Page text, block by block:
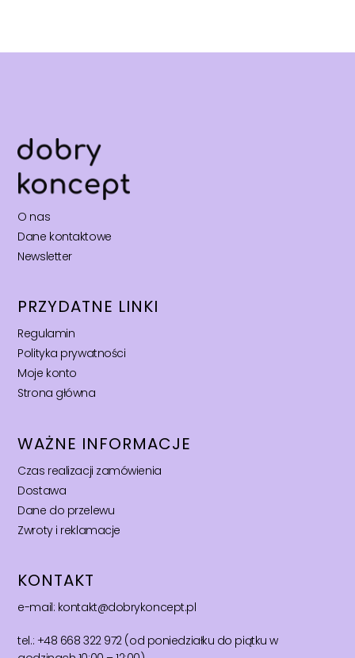
O nas
Dane kontaktowe
Newsletter
PRZYDATNE LINKI
Regulamin
Polityka prywatności
Moje konto
Strona główna
WAŻNE INFORMACJE
Czas realizacji zamówienia
Dostawa
Dane do przelewu
Zwroty i reklamacje
KONTAKT
e-mail: kontakt@dobrykoncept.pl
tel.: +48 668 322 972 (od poniedziałku do piątku w